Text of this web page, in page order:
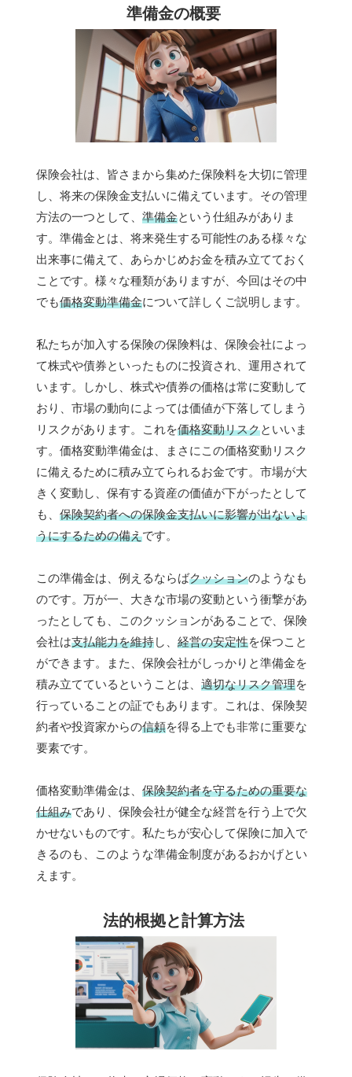
準備金の概要
保険会社は、皆さまから集めた保険料を大切に管理
し、将来の保険金支払いに備えています。その管理
方法の一つとして、 準備金という仕組みがありま
す。準備金とは、将来発生する可能性のある様々な
出来事に備えて、あらかじめお金を積み立てておく
ことです。様々な種類がありますが、今回はその中
でも価格変動準備金について詳しくご説明します。
私たちが加入する保険の保険料は、保険会社によっ
て株式や債券といったものに投資され、運用されて
います。しかし、株式や債券の価格は常に変動して
おり、市場の動向によっては価値が下落してしまう
リスクがあります。これを価格変動リスクといいま
す。価格変動準備金は、まさにこの価格変動リスク
に備えるために積み立てられるお金です。市場が大
きく変動し、保有する資産の価値が下がったとして
も、 保険契約者への保険金支払いに影響が出ないよ
うにするための備えです。
この準備金は、例えるならばクッションのようなも
のです。万が一、大きな市場の変動という衝撃があ
ったとしても、このクッションがあることで、保険
会社は支払能力を維持し、 経営の安定性を保つこと
ができます。また、保険会社がしっかりと準備金を
積み立てているということは、 適切なリスク管理を
行っていることの証でもあります。これは、保険契
約者や投資家からの信頼を得る上でも非常に重要な
要素です。
価格変動準備金は、 保険契約者を守るための重要な
仕組みであり、保険会社が健全な経営を行う上で欠
かせないものです。私たちが安心して保険に加入で
きるのも、このような準備金制度があるおかげとい
えます。
法的根拠と計算方法